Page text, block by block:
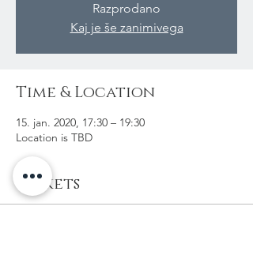
Razprodano
Kaj je še zanimivega
Time & Location
15. jan. 2020, 17:30 – 19:30
Location is TBD
Tickets